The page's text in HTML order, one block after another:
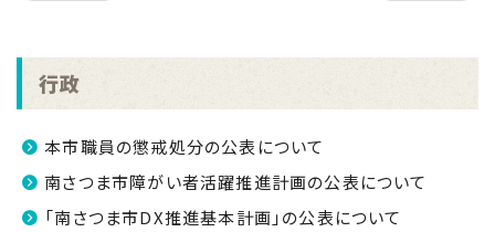
行政
本市職員の懲戒処分の公表について
南さつま市障がい者活躍推進計画の公表について
「南さつま市DX推進基本計画」の公表について